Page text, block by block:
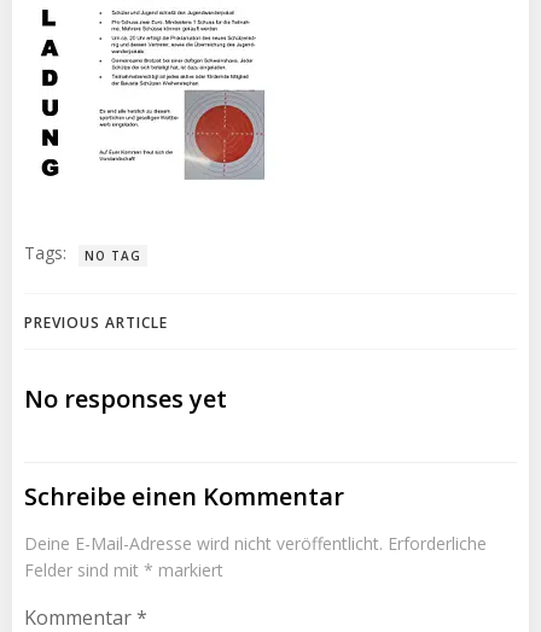
Tags: NO TAG
PREVIOUS ARTICLE
No responses yet
Schreibe einen Kommentar
Deine E-Mail-Adresse wird nicht veröffentlicht. Erforderliche
Felder sind mit * markiert
Kommentar*